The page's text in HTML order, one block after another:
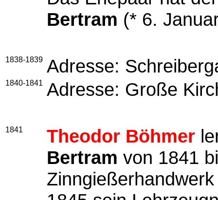
Bertram (* 6.
1838-1839 Adresse:
1840-1841 Adresse: Große
1841 Theodor Böhmer
Bertram von 1841